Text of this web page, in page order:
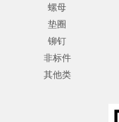
螺母
垫圈
铆钉
非标件
其他类